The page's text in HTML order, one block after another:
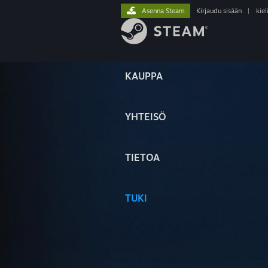
KAUPPA
YHTEISÖ
TIETOA
TUKI
Asenna Steam Kirjaudu sisään kieli